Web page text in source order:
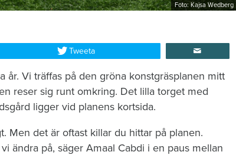
Foto: Kajsa Wedberg
Tweeta
år. Vi träffas på den gröna konstgräsplanen mitt
reser sig runt omkring. Det lilla torget med
ligger vid planens kortsida.
Men det är oftast killar du hittar på planen.
ändra på, säger Amaal Cabdi i en paus mellan